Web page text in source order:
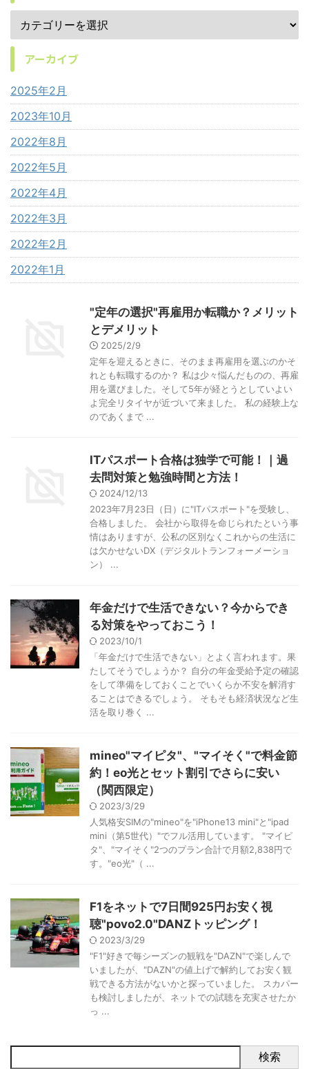
アーカイブ
2025年2月
2023年10月
2022年8月
2022年5月
2022年4月
2022年3月
2022年2月
2022年1月
"定年の選択"再雇用か転職か？メリット
とデメリット
2025/2/9
定年を迎えるときに、そのまま再雇用を選ぶのかそ
れとも転職するのか？ 私は少々悩んだものの、再雇
用を選びました。そして5年が経とうとしていよい
よ完全リタイヤが近づいて来ました。 私の経験上な
のであくまで ...
ITパスポート合格は独学で可能！｜過
去問対策と勉強時間と方法！
2024/12/13
2023年7月23日（日）に"ITパスポート"を受験し、
合格しました。 会社から取得を命じられたという事
情はありますが、公私の区別なくこれからの生活に
は欠かせないDX（デジタルトランフォーメーショ
ン） ...
年金だけで生活できない？今からでき
る対策をやっておこう！
2023/10/1
「年金だけで生活できない」とよく言われます。果
たしてそうでしょうか？ 自分の年金受給予定の確認
をして準備をしておくことでいくらか不安を解消す
ることはできるでしょう。 そもそも経済状況など生
活を取り巻く ...
mineo"マイピタ"、"マイそく"で料金節
約！eo光とセット割引でさらに安い
（関西限定）
2023/3/29
人気格安SIMの"mineo"を"iPhone13 mini"と"ipad
mini（第5世代）"でフル活用しています。 "マイピ
タ"、"マイそく"2つのプラン合計で月額2,838円で
す。"eo光"（ ...
F1をネットで7日間925円お安く視
聴"povo2.0"DANZトッピング！
2023/3/29
"F1"好きで毎シーズンの観戦を"DAZN"で楽しんで
いましたが、"DAZN"の値上げで解約してお安く観
戦できる方法がないかと探っていました。 スカパー
も検討しましたが、ネットでの試聴を充実させたか
っ ...
検索